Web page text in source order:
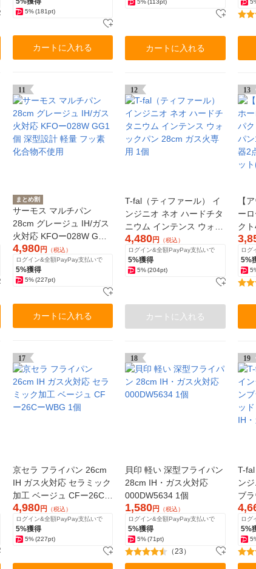
5% (181pt)
カートに入れる カートに入れる
11
まとめ割
サーモス マルチパン
28cm グレージュ IH/ガス
火対応 KFOー028W GG1
個 深型設計 軽量 フッ素
化合物不使用
4,980円
（税込）
ログイン&全額PayPay支払いで
5%獲得
5% (227pt)
カートに入れる
12
T-fal（ティファール） イ
ンジニオ ネオ ハードチタ
ニウム インテンス ウォッ
クパン 28cm ガス火専用
1個
4,480円
（税込）
ログイン&全額PayPay支払いで
5%獲得
5% (204pt)
カートに入れる
13
【
ー
ク
ン
2点
ト
ログ
5%
17
京セラ フライパン 26cm
IH ガス火対応 セラミック
加工 ベージュ CFー26Cー
WBG 1個
4,980円
（税込）
ログイン&全額PayPay支払いで
5%獲得
5% (227pt)
18
貝印 軽い 深型フライパン
28cm IH・ガス火対応
000DW5634 1個
1,580円
（税込）
ログイン&全額PayPay支払いで
5%獲得
5% (71pt)
（23）
19
T-
ン
ブ
ド
ガ
ログ
5%